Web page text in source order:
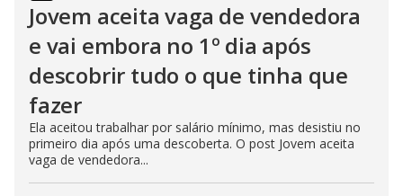
Jovem aceita vaga de vendedora
e vai embora no 1º dia após
descobrir tudo o que tinha que
fazer
Ela aceitou trabalhar por salário mínimo, mas desistiu no
primeiro dia após uma descoberta. O post Jovem aceita
vaga de vendedora...